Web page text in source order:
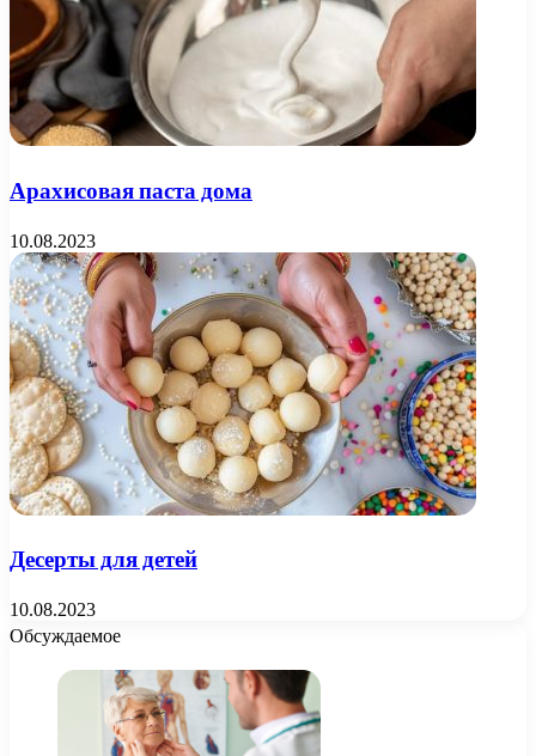
Арахисовая паста дома
10.08.2023
Десерты для детей
10.08.2023
Обсуждаемое